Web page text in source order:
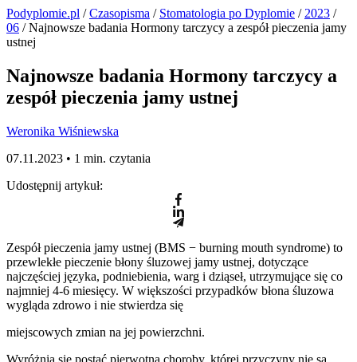
Podyplomie.pl /Czasopisma / Stomatologia po Dyplomie / 2023 /
06 / Najnowsze badania Hormony tarczycy a zespół pieczenia jamy
ustnej
Najnowsze badania Hormony tarczycy a
zespół pieczenia jamy ustnej
Weronika Wiśniewska
07.11.2023 • 1 min. czytania
Udostępnij artykuł:
Zespół pieczenia jamy ustnej (BMS − burning mouth syndrome) to
przewlekłe pieczenie błony śluzowej jamy ustnej, dotyczące
najczęściej języka, podniebienia, warg i dziąseł, utrzymujące się co
najmniej 4-6 miesięcy. W większości przypadków błona śluzowa
wygląda zdrowo i nie stwierdza się
miejscowych zmian na jej powierzchni.
Wyróżnia się postać pierwotną choroby, której przyczyny nie są